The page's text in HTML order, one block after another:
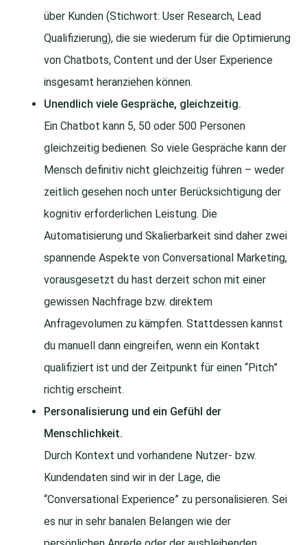
über Kunden (Stichwort: User Research, Lead
Qualifizierung), die sie wiederum für die Optimierung
von Chatbots, Content und der User Experience
insgesamt heranziehen können.
Unendlich viele Gespräche, gleichzeitig.
Ein Chatbot kann 5, 50 oder 500 Personen
gleichzeitig bedienen. So viele Gespräche kann der
Mensch definitiv nicht gleichzeitig führen – weder
zeitlich gesehen noch unter Berücksichtigung der
kognitiv erforderlichen Leistung. Die
Automatisierung und Skalierbarkeit sind daher zwei
spannende Aspekte von Conversational Marketing,
vorausgesetzt du hast derzeit schon mit einer
gewissen Nachfrage bzw. direktem
Anfragevolumen zu kämpfen. Stattdessen kannst
du manuell dann eingreifen, wenn ein Kontakt
qualifiziert ist und der Zeitpunkt für einen “Pitch”
richtig erscheint.
Personalisierung und ein Gefühl der
Menschlichkeit.
Durch Kontext und vorhandene Nutzer- bzw.
Kundendaten sind wir in der Lage, die
“Conversational Experience” zu personalisieren. Sei
es nur in sehr banalen Belangen wie der